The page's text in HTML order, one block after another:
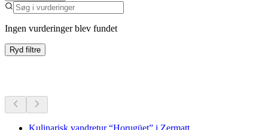
Ingen vurderinger blev fundet
Ryd filtre
Kulinarisk vandretur “Horugüet” i Zermatt